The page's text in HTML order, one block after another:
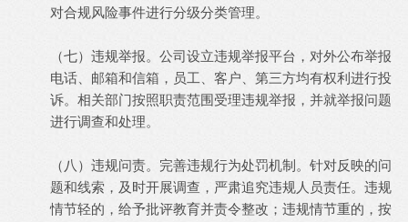
对合规风险事件进行分级分类管理。
（七）违规举报。公司设立违规举报平台，对外公布举报
电话、邮箱和信箱，员工、客户、第三方均有权利进行投
诉。相关部门按照职责范围受理违规举报，并就举报问题
进行调查和处理。
（八）违规问责。完善违规行为处罚机制。针对反映的问
题和线索，及时开展调查，严肃追究违规人员责任。违规
情节轻的，给予批评教育并责令整改；违规情节重的，按